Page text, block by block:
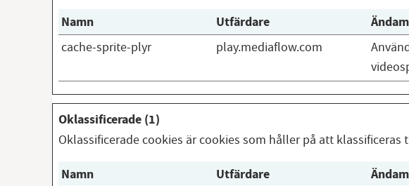
Namn Utfärdare
cache-sprite-plyr play.mediaflow.com
Oklassificerade (1)
Oklassificerade cookies är cookies som håller på att
Namn Utfärdare